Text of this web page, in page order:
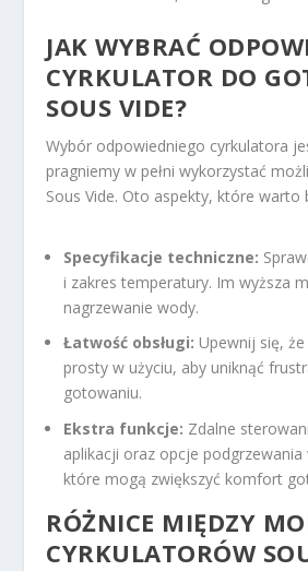
JAK WYBRAĆ
CYRKULATOR DO
SOUS VIDE?
Wybór odpowiedniego cyrkulatora
pragniemy w pełni wykorzystać
Sous Vide. Oto aspekty, które warto
Specyfikacje techniczne:
i zakres temperatury. Im wyższa
nagrzewanie wody.
Łatwość obsługi: Upewnij się,
prosty w użyciu, aby uniknąć
gotowaniu.
Ekstra funkcje: Zdalne
aplikacji oraz opcje
które mogą zwiększyć komfort
RÓŻNICE MIĘDZY
CYRKULATORÓW